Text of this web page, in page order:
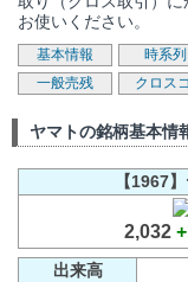
お使いください。
基本情報 時系列
一般売残
クロス
ヤマトの銘柄基本情
【1967
2,032
出来高